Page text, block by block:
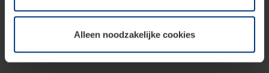
toestemming kunt u op elk moment bij de uitleg van de
wijzigen of herroepen.Alleen noodzakelijke cookies